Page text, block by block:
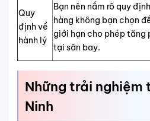
Quy
định về
hành lý
Bạn nên nắm rõ quy
hàng không bạn chọn
giới hạn cho phép tăng
tại sân bay.
Những trải nghiệm
Ninh